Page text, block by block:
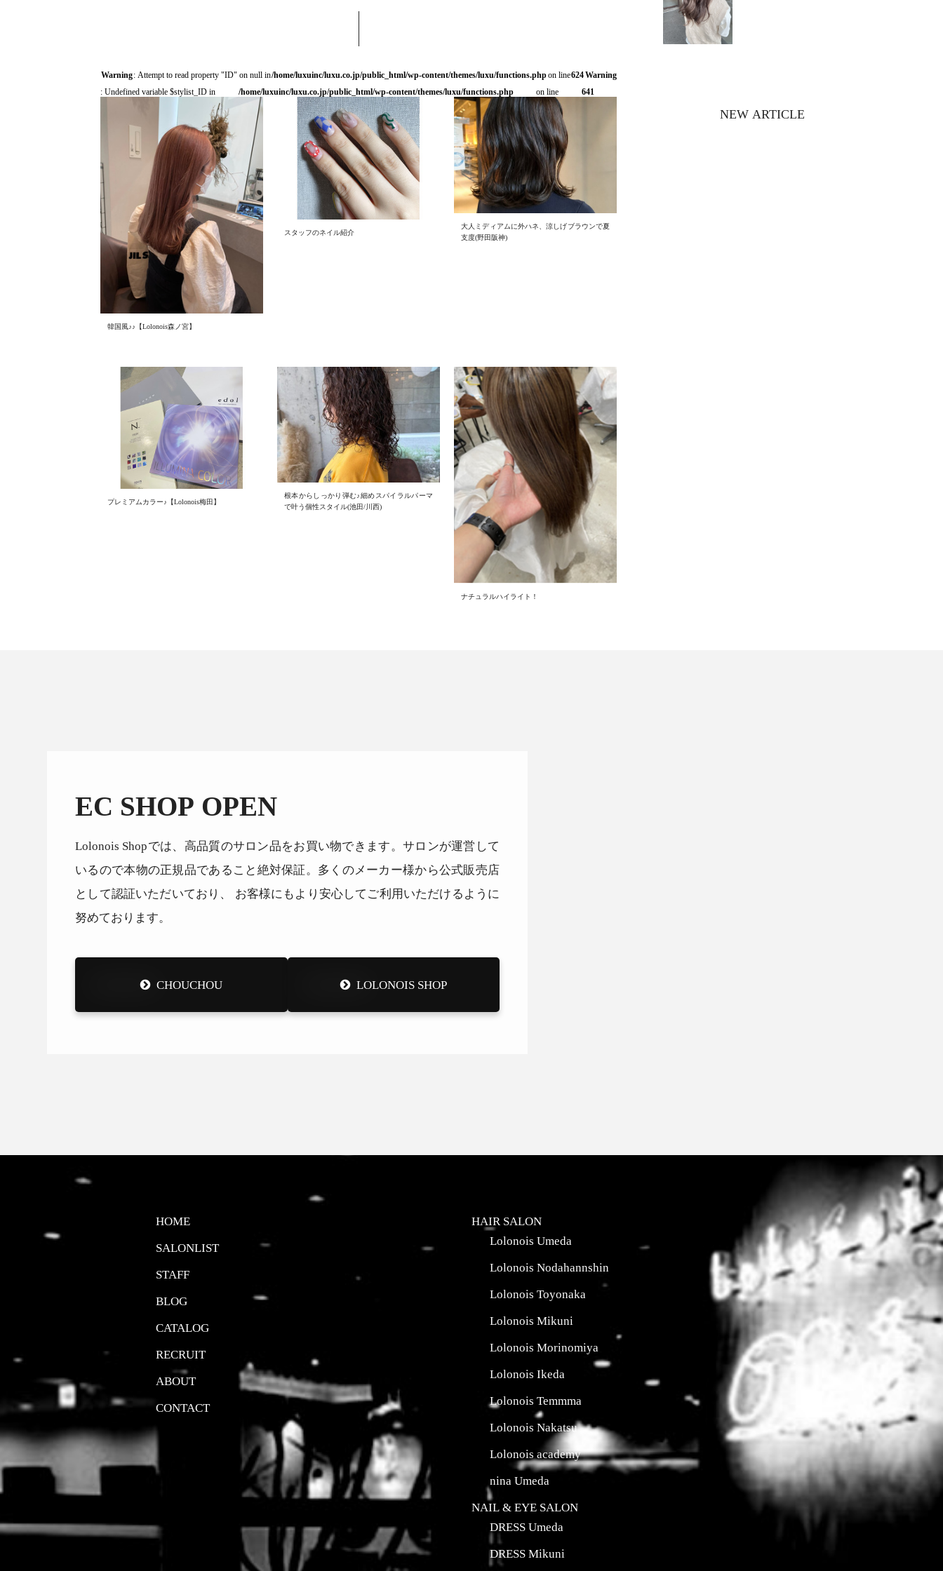
Warning: Attempt to read property "ID" on null in/home/luxuinc/luxu.co.jp/public_html/wp-content/themes/luxu/functions.phpon line624 Warning
: Undefined variable $stylist_ID in
/home/luxuinc/luxu.co.jp/public_html/wp-content/themes/luxu/functions.php on line 641
韓国風♪♪【Lolonois森ノ宮】
スタッフのネイル紹介
大人ミディアムに外ハネ、涼しげブラウンで夏
支度(野田阪神)
プレミアムカラー♪【Lolonois梅田】
根本からしっかり弾む♪細めスパイラルパーマ
で叶う個性スタイル(池田/川西)
ナチュラルハイライト！
NEW ARTICLE
EC SHOP OPEN
Lolonois Shopでは、高品質のサロン品をお買い物できます。サロンが運営して
いるので本物の正規品であること絶対保証。多くのメーカー様から公式販売店
として認証いただいており、 お客様にもより安心してご利用いただけるように
努めております。
CHOUCHOU LOLONOIS SHOP
HOME
SALONLIST
STAFF
BLOG
CATALOG
RECRUIT
ABOUT
CONTACT
HAIR SALON
Lolonois Umeda
Lolonois Nodahannshin
Lolonois Toyonaka
Lolonois Mikuni
Lolonois Morinomiya
Lolonois Ikeda
Lolonois Temmma
Lolonois Nakatsu
Lolonois academy
nina Umeda
NAIL & EYE SALON
DRESS Umeda
DRESS Mikuni